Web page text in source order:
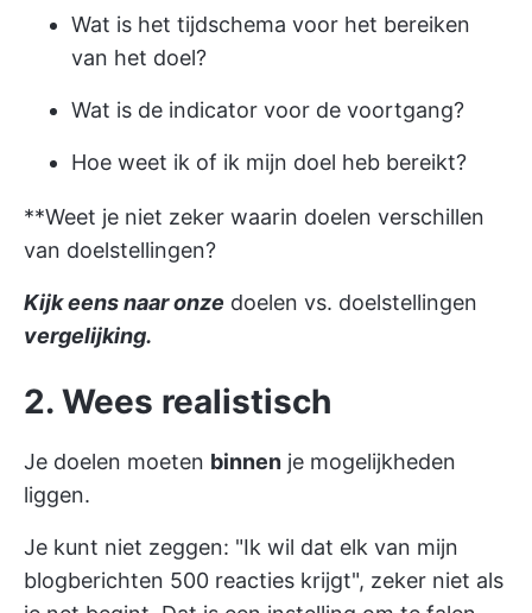
Wat is het tijdschema voor het bereiken
van het doel?
Wat is de indicator voor de voortgang?
Hoe weet ik of ik mijn doel heb bereikt?
**Weet je niet zeker waarin doelen verschillen
van doelstellingen?
Kijk eens naar onze doelen vs. doelstellingen
vergelijking.
2. Wees realistisch
Je doelen moeten binnen je mogelijkheden
liggen.
Je kunt niet zeggen: "Ik wil dat elk van mijn
blogberichten 500 reacties krijgt", zeker niet als